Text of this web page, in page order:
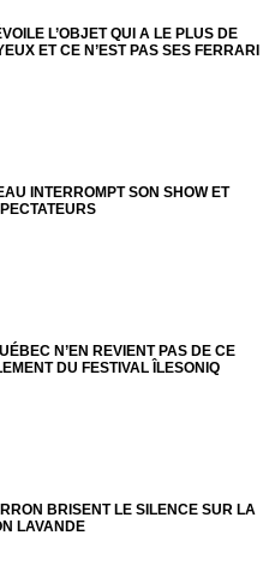
L’OBJET QUI A LE PLUS DE
ET CE N’EST PAS SES FERRARI
INTERROMPT SON SHOW ET
N’EN REVIENT PAS DE CE
DU FESTIVAL ÎLESONIQ
BRISENT LE SILENCE SUR LA
LAVANDE